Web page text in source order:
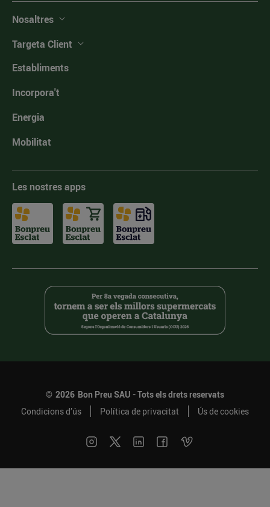
Nosaltres
Targeta Client
Establiments
Incorpora't
Energia
Mobilitat
Les nostres apps
© 2026 Bon Preu SAU - Tots els drets reservats
Condicions d’ús
Política de privacitat Ús de cookies